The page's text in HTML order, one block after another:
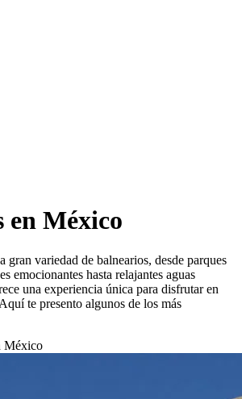
en México
gran variedad de balnearios, desde parques
emocionantes hasta relajantes aguas
una experiencia única para disfrutar en
te presento algunos de los más
México